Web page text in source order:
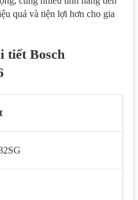
quả và tiện lợi hơn cho gia
tiết Bosch